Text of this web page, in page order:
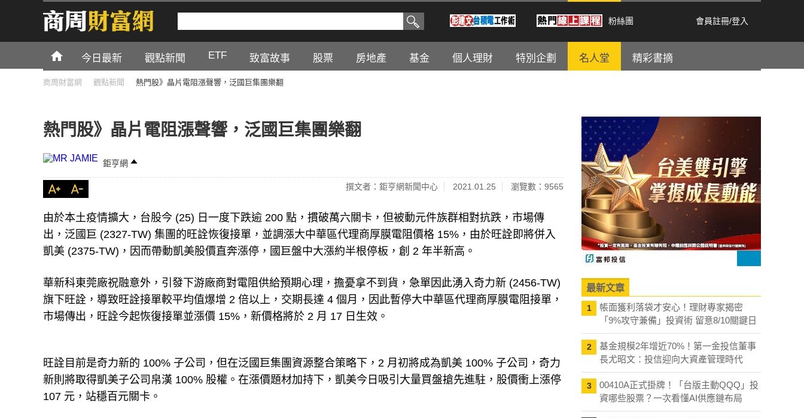
粉絲團 會員註冊/登入
今日最新 觀點新聞 ETF 致富故事 股票 房地產 基金 個人理財 特別企劃 名人堂 精彩書摘
商周財富網 觀點新聞 熱門股》晶片電阻漲聲響，泛國巨集團樂翻
熱門股》晶片電阻漲聲響，泛國巨集團樂翻
鉅亨網
撰文者：鉅亨網新聞中心 2021.01.25 瀏覽數：9565
由於本土疫情擴大，台股今 (25) 日一度下跌逾 200 點，摜破萬六關卡，但被動元件族群相對抗跌，市場傳
出，泛國巨 (2327-TW) 集團的旺詮恢復接單，並調漲大中華區代理商厚膜電阻價格 15%，由於旺詮即將併入
凱美 (2375-TW)，因而帶動凱美股價直奔漲停，國巨盤中大漲約半根停板，創 2 年半新高。
華新科東莞廠祝融意外，引發下游廠商對電阻供給預期心理，擔憂拿不到貨，急單因此湧入奇力新 (2456-TW)
旗下旺詮，導致旺詮接單較平均值爆增 2 倍以上，交期長達 4 個月，因此暫停大中華區代理商厚膜電阻接單，
市場傳出，旺詮今起恢復接單並漲價 15%，新價格將於 2 月 17 日生效。
旺詮目前是奇力新的 100% 子公司，但在泛國巨集團資源整合策略下，2 月初將成為凱美 100% 子公司，奇力
新則將取得凱美子公司帛漢 100% 股權。在漲價題材加持下，凱美今日吸引大量買盤搶先進駐，股價衝上漲停
107 元，站穩百元關卡。
最新文章
1
帳面獲利落袋才安心！理財專家揭密
「9%攻守兼備」投資術 留意8/10關鍵日
2
基金規模2年增近70%！第一金投信董事
長尤昭文：投信迎向大資產管理時代
3
00410A正式掛牌！「台版主動QQQ」投
資哪些股票？一次看懂AI供應鏈布局